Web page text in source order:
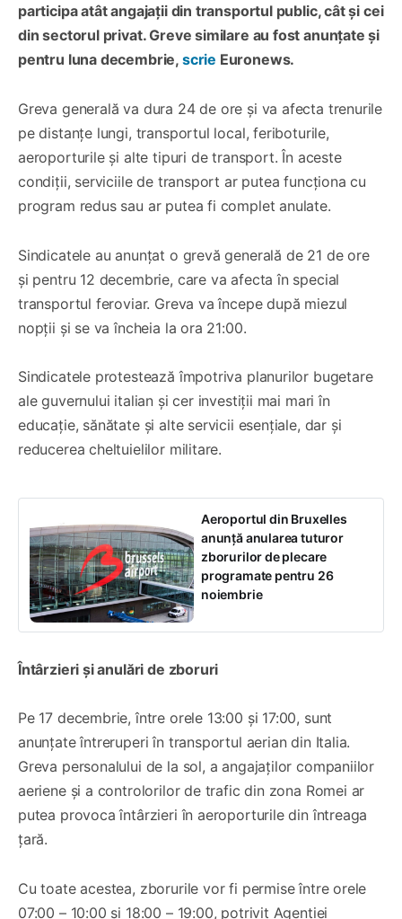
participa atât angajații din transportul public, cât și cei
din sectorul privat. Greve similare au fost anunțate și
pentru luna decembrie, scrie Euronews.
Greva generală va dura 24 de ore și va afecta trenurile
pe distanțe lungi, transportul local, feriboturile,
aeroporturile și alte tipuri de transport. În aceste
condiții, serviciile de transport ar putea funcționa cu
program redus sau ar putea fi complet anulate.
Sindicatele au anunțat o grevă generală de 21 de ore
și pentru 12 decembrie, care va afecta în special
transportul feroviar. Greva va începe după miezul
nopții și se va încheia la ora 21:00.
Sindicatele protestează împotriva planurilor bugetare
ale guvernului italian și cer investiții mai mari în
educație, sănătate și alte servicii esențiale, dar și
reducerea cheltuielilor militare.
Aeroportul din Bruxelles
anunță anularea tuturor
zborurilor de plecare
programate pentru 26
noiembrie
Întârzieri și anulări de zboruri
Pe 17 decembrie, între orele 13:00 și 17:00, sunt
anunțate întreruperi în transportul aerian din Italia.
Greva personalului de la sol, a angajaților companiilor
aeriene și a controlorilor de trafic din zona Romei ar
putea provoca întârzieri în aeroporturile din întreaga
țară.
Cu toate acestea, zborurile vor fi permise între orele
07:00 – 10:00 și 18:00 – 19:00, potrivit Agenției